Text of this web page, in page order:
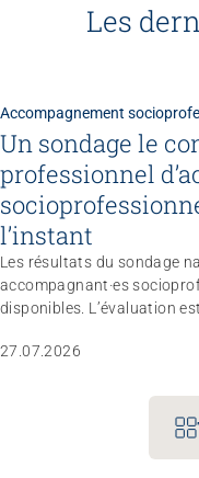
Congrès
Sans limites!? –
les limites
Les
Accompagnement
Un sondage le
professionnel
l’instant
Les résultats du sondage
accompagnant·es
disponibles. L’évaluation
règlement d’examen dans
professionnel, les
d’admission pour le
27.07.2026